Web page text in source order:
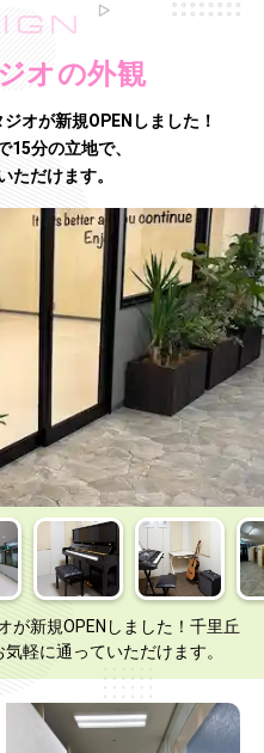
オの外観
オが新規OPENしました！
15分の立地で、
ただけます。
が新規OPENしました！千里丘
軽に通っていただけます。